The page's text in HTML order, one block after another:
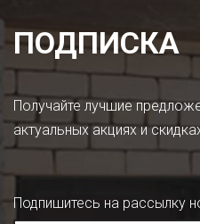
ПОДПИСКА
Получайте лучшие
актуальных акциях и
Подпишитесь на рассылку